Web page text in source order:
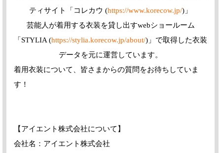
ティサイト「コレカウ (https://www.korecow.jp/)」
芸能人が着用する衣装を貸し出すwebショールーム
「STYLIA (https://stylia.korecow.jp/about/)」で取得した衣装
データを元に運営しています。
着用衣装について、皆さまからの質問をお待ちしていま
す！
【アイエント株式会社について】
会社名：アイエント株式会社